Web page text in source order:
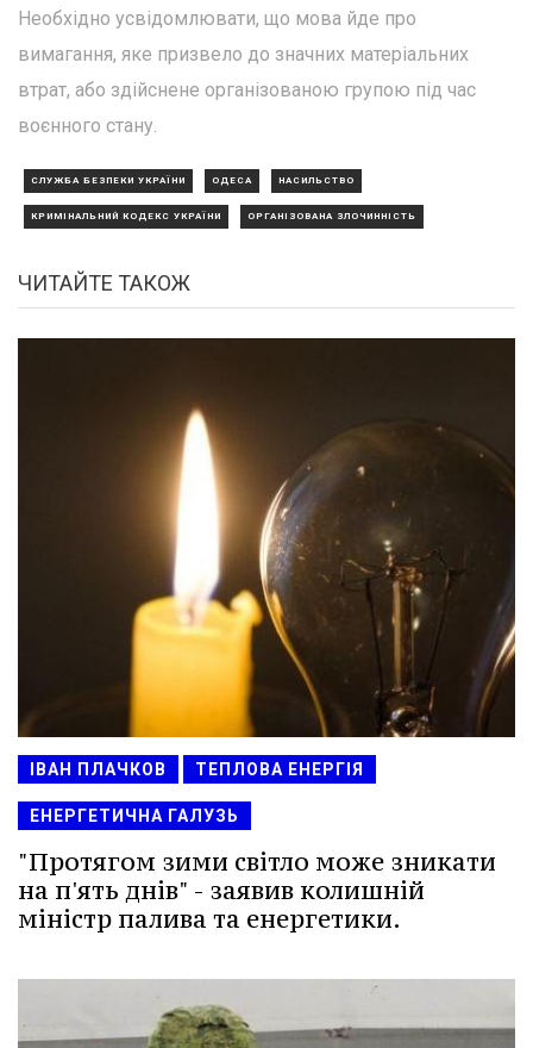
Необхідно усвідомлювати, що мова йде про
вимагання, яке призвело до значних матеріальних
втрат, або здійснене організованою групою під час
воєнного стану.
СЛУЖБА БЕЗПЕКИ УКРАЇНИ ОДЕСА НАСИЛЬСТВО
КРИМІНАЛЬНИЙ КОДЕКС УКРАЇНИ ОРГАНІЗОВАНА ЗЛОЧИННІСТЬ
ЧИТАЙТЕ ТАКОЖ
ІВАН ПЛАЧКОВ ТЕПЛОВА ЕНЕРГІЯ
ЕНЕРГЕТИЧНА ГАЛУЗЬ
"Протягом зими світло може зникати
на п'ять днів" - заявив колишній
міністр палива та енергетики.